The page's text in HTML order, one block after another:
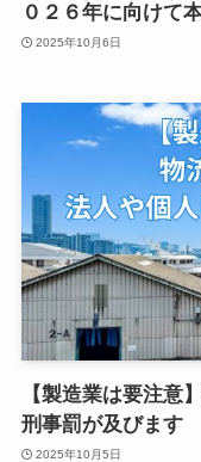
０２６年に向けて
2025年10月6日
【製造業は要注意
刑事罰が及びます
2025年10月5日